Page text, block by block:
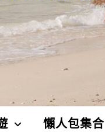
懶人包集合